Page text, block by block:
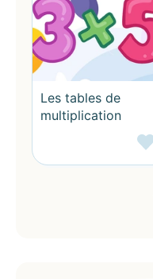
Les tables de
multiplication